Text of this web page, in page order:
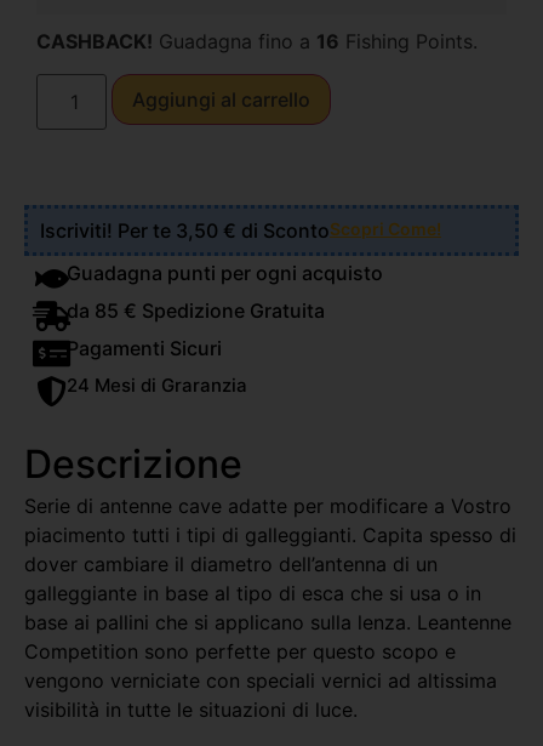
CASHBACK! Guadagna fino a 16 Fishing Points.
Aggiungi al carrello
Iscriviti! Per te 3,50 € di ScontoScopri Come!
Guadagna punti per ogni acquisto
da 85 € Spedizione Gratuita
Pagamenti Sicuri
24 Mesi di Graranzia
Descrizione
Serie di antenne cave adatte per modificare a Vostro
piacimento tutti i tipi di galleggianti. Capita spesso di
dover cambiare il diametro dell’antenna di un
galleggiante in base al tipo di esca che si usa o in
base ai pallini che si applicano sulla lenza. Leantenne
Competition sono perfette per questo scopo e
vengono verniciate con speciali vernici ad altissima
visibilità in tutte le situazioni di luce.